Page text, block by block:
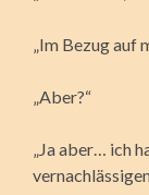
„Im Bezug auf
„Aber?“
„Ja aber… ich